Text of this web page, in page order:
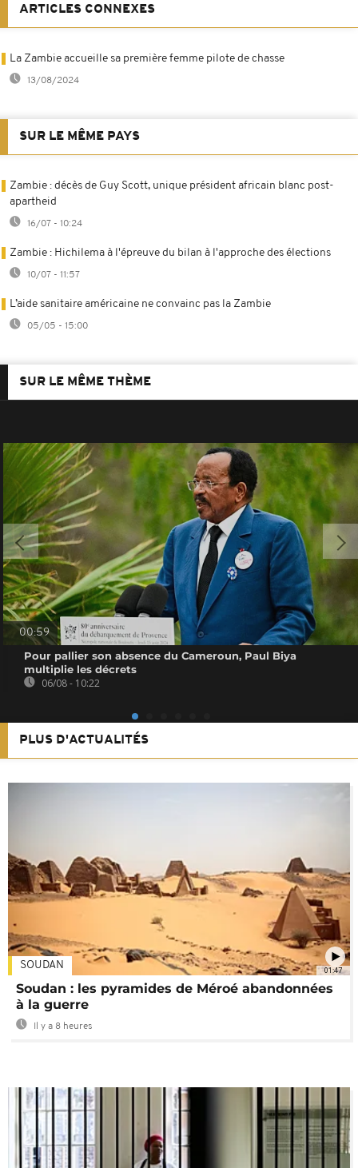
ARTICLES CONNEXES
La Zambie accueille sa première femme pilote de chasse
13/08/2024
SUR LE MÊME PAYS
Zambie : décès de Guy Scott, unique président africain blanc post-
apartheid
16/07 - 10:24
Zambie : Hichilema à l'épreuve du bilan à l'approche des élections
10/07 - 11:57
L’aide sanitaire américaine ne convainc pas la Zambie
05/05 - 15:00
SUR LE MÊME THÈME
00:59
Pour pallier son absence du Cameroun, Paul Biya
multiplie les décrets
06/08 - 10:22
PLUS D'ACTUALITÉS
01:47
SOUDAN
Soudan : les pyramides de Méroé abandonnées
à la guerre
Il y a 8 heures